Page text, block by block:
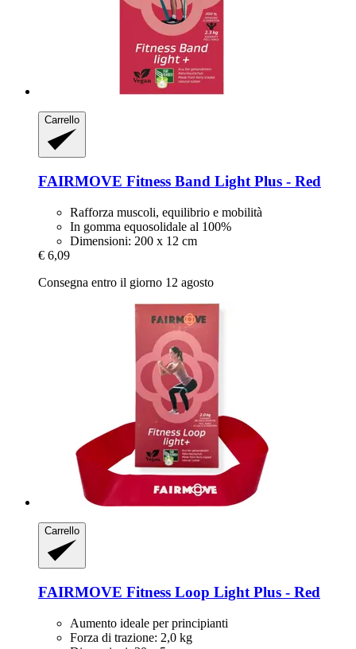
Carrello
FAIRMOVE Fitness Band Light Plus -​ Red
Rafforza muscoli, equilibrio e mobilità
In gomma equosolidale al 100%
Dimensioni: 200 x 12 cm
€ 6,09
Consegna entro il giorno 12 agosto
Carrello
FAIRMOVE Fitness Loop Light Plus -​ Red
Aumento ideale per principianti
Forza di trazione: 2,0 kg